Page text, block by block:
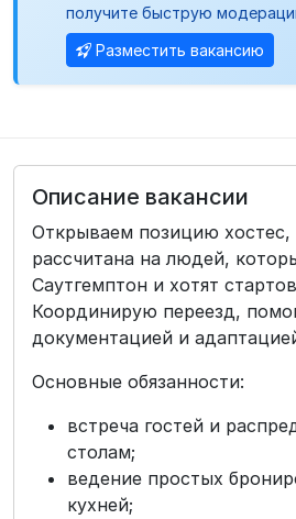
получите быструю
Разместить вакансию
Описание вакансии
Открываем позицию хостес,
рассчитана на людей,
Саутгемптон и хотят
Координирую переезд,
документацией и
Основные обязанности:
встреча гостей и
столам;
ведение простых
кухней;